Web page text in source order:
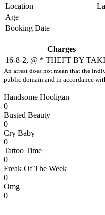
Location
Age
Booking Date
Charges
16-8-2, @ * THEFT BY
An arrest does not mean that the
public domain and in accordance
Handsome Hooligan
0
Busted Beauty
0
Cry Baby
0
Tattoo Time
0
Freak Of The Week
0
Omg
0